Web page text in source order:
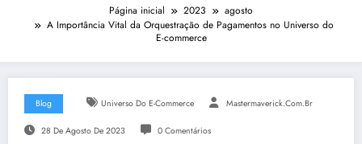
Página inicial 2023
agosto
A Importância Vital da Orquestração de Pagamentos no Universo do
E-commerce
Blog Universo Do E-Commerce Mastermaverick.com.br
28 De Agosto De 2023 0 Comentários